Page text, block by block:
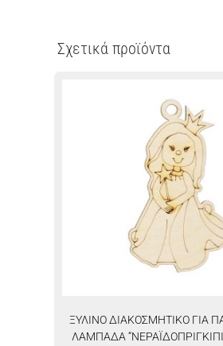
Σχετικά προϊόντα
ΞΥΛΙΝΟ ΔΙΑΚΟΣΜΗΤΙΚΟ ΓΙΑ
ΛΑΜΠΑΔΑ